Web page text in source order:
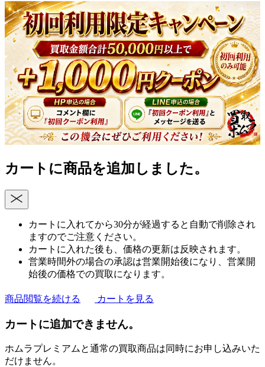
カートに商品を追加しました。
カートに入れてから30分が経過すると自動で削除され
ますのでご注意ください。
カートに入れた後も、価格の更新は反映されます。
営業時間外の場合の承認は営業開始後になり、営業開
始後の価格での買取になります。
商品閲覧を続ける カートを見る
カートに追加できません。
ホムラプレミアムと通常の買取商品は同時にお申し込みいた
だけません。